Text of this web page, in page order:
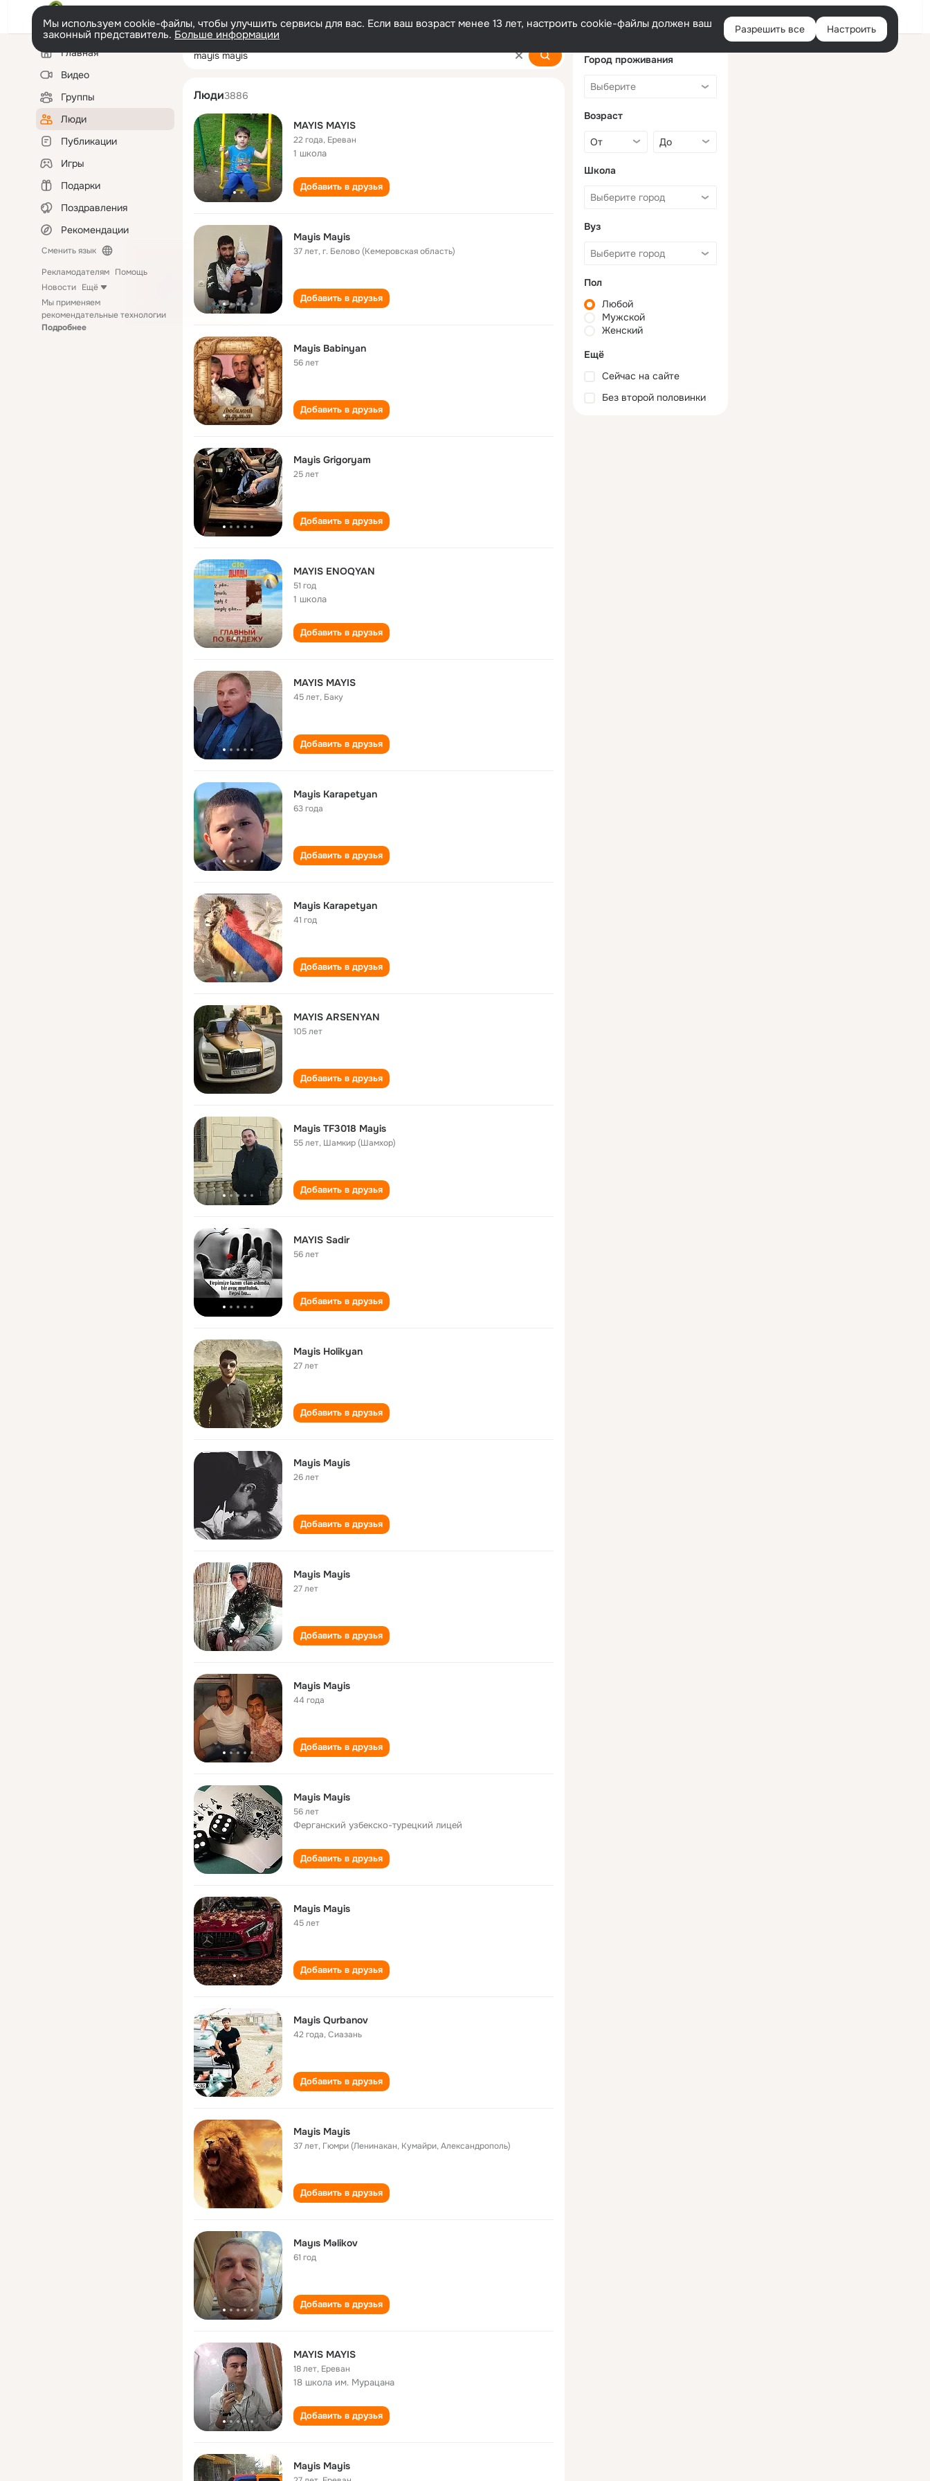
Войти
Мы используем cookie-файлы, чтобы улучшить сервисы для вас. Если ваш возраст менее 13 лет, настроить cookie-файлы должен ваш
законный представитель. Больше информации Разрешить все Настроить
Левая
колонкаГлавная
Видео
Группы
Люди
Публикации
Игры
Подарки
Поздравления
Рекомендации
Сменить язык
Рекламодателям Помощь
Новости Ещё
Мы применяем
рекомендательные технологии
Подробнее
mayis mayis
Люди3886
MAYIS MAYIS
22 года, Ереван
1 школа
Добавить в друзья
Mayis Mayis
37 лет,г. Белово (Кемеровская область)
Добавить в друзья
Mayis Babinyan
56 лет
Добавить в друзья
Mayis Grigoryam
25 лет
Добавить в друзья
MAYIS ENOQYAN
51 год
1 школа
Добавить в друзья
MAYIS MAYIS
45 лет, Баку
Добавить в друзья
Mayis Karapetyan
63 года
Добавить в друзья
Mayis Karapetyan
41 год
Добавить в друзья
MAYIS ARSENYAN
105 лет
Добавить в друзья
Mayis TF3018 Mayis
55 лет, Шамкир (Шамхор)
Добавить в друзья
MAYIS Sadir
56 лет
Добавить в друзья
Mayis Holikyan
27 лет
Добавить в друзья
Mayis Mayis
26 лет
Добавить в друзья
Mayis Mayis
27 лет
Добавить в друзья
Mayis Mayis
44 года
Добавить в друзья
Mayis Mayis
56 лет
Ферганский узбекско-турецкий лицей
Добавить в друзья
Mayis Mayis
45 лет
Добавить в друзья
Mayis Qurbanov
42 года,Сиазань
Добавить в друзья
Mayis Mayis
37 лет, Гюмри (Ленинакан, Кумайри, Александрополь)
Добавить в друзья
Mayıs Məlikov
61 год
Добавить в друзья
MAYIS MAYIS
18 лет, Ереван
18 школа им. Мурацана
Добавить в друзья
Mayis Mayis
Город проживания
Возраст
Школа
Вуз
Пол
Любой
Мужской
Женский
Ещё
Сейчас на сайте
Без второй половинки